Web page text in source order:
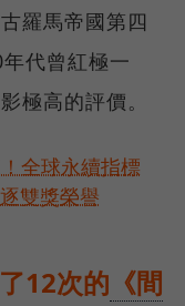
羅馬帝國第四
代曾紅極一
極高的評價。
全球永續指標
雙獎榮譽
12次的 《間